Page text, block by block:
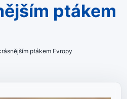
ptákem Evropy